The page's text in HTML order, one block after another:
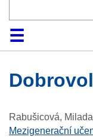
HomeCollections
Browse
Search
Rabušicová,
Mezigenerační